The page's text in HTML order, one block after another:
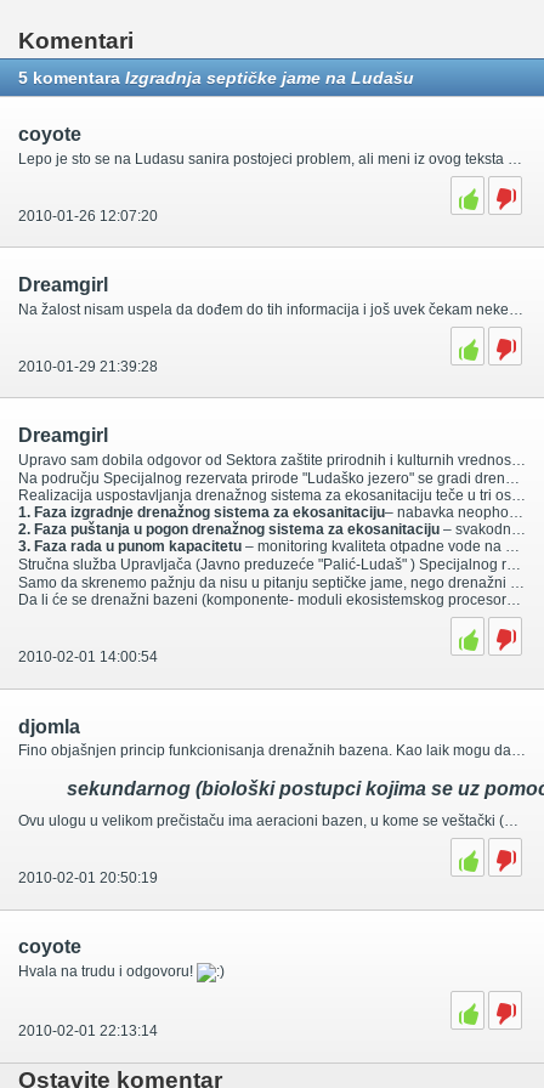
Komentari
5 komentara Izgradnja septičke jame na Ludašu
coyote
2010-01-26 12:07:20
Dreamgirl
2010-01-29 21:39:28
Dreamgirl
Realizacija uspostavljanja drenažnog sistema za ekosanitaciju teče u tri osnovne faze:
1. Faza izgradnje drenažnog sistema za ekosanitaciju– nabavka neophodne opreme (modula ekosistemskog procesora): cevovoda, posuda – bazena, supstrata, kontrolnih punktova, biljnog materijala predviđenog za sadnju, instalacija predviđenih komponenti, sadnja vegetacije i obezbeđivanje protoka prvo čiste, a zatim postepeno i otpadne vode
2. Faza puštanja u pogon drenažnog sistema za ekosanitaciju – svakodnevni monitoring svih aktivnosti prilikom puštanja postrojenja u rad – naročito kontrola protoka, dinamika uspostavljanja vegetacije, hemijskih i mikrobioloških parametara
3. Faza rada u punom kapacitetu – monitoring kvaliteta otpadne vode na ulazu i izlazu iz postrojenja (analiza fizičkih, hemijskih i bioloških parametara). Analize će sprovoditi akreditovana institucija – Zavod za javno zdravlje Subotica.
Stručna služba Upravljača (Javno preduzeće "Palić-Ludaš" ) Specijalnog rezervata prirode "Ludaško jezero" će svakodnevno obavljati monitoring standardnih parametara (fizičkih, hemijskih i bioloških).
Samo da skrenemo pažnju da nisu u pitanju septičke jame, nego drenažni bazeni koji su povezani sistemima cevi.
Da li će se drenažni bazeni (komponente- moduli ekosistemskog procesora) prazniti- zavisi od velikog broja abiotičkih i biotičkih faktora. Kada se sistem potpuno uspostavi (misli se, najviše, na biološku komponentu koja se odnosi na sekundarno i tercijarno prečišćavanje), drenažni bazeni ne bi trebalo da se prazne.
2010-02-01 14:00:54
djomla
Fino objašnjen princip funkcionisanja drenažnih bazena. Kao laik mogu da primetim da pri prečišćavanju otpadnih voda drenažni bazen koristi iste principe kao i prečistač. Pa tako na primer:
sekundarnog (biološki postupci kojima se uz
Ovu ulogu u velikom prečistaču ima aeracioni bazen, u kome se veštački (uz pomoć čoveka) stvara ekosistem koji ima istu ulogu, razgradnju organskih materija uz pomoć živih organizama (bakterije i protoaze).
2010-02-01 20:50:19
coyote
Hvala na trudu i odgovoru!
2010-02-01 22:13:14
Ostavite komentar